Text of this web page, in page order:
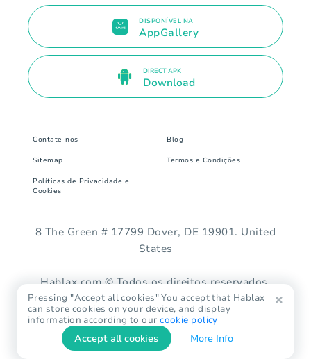
DISPONÍVEL NA
AppGallery
DIRECT APK
Download
Contate-nos Blog
Sitemap Termos e Condições
Políticas de Privacidade e
Cookies
8 The Green # 17799 Dover, DE 19901. United
States
Hablax.com © Todos os direitos reservados.
Pressing "Accept all cookies" You accept that Hablax
can store cookies on your device, and display
information according to ourcookie policy
Accept all cookies More Info